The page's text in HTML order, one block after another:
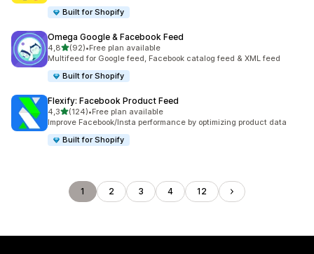
Built for Shopify
Omega Google & Facebook Feed
4,8na 5 gwiazdek
(92)
Łączna liczba recenzji: 92
•Free plan available
Multifeed for Google feed, Facebook catalog feed & XML feed
Built for Shopify
Flexify: Facebook Product Feed
4,3na 5 gwiazdek
(124)
Łączna liczba recenzji: 124
•Free plan available
Improve Facebook/Insta performance by optimizing product data
Built for Shopify
1 2 3 4 12